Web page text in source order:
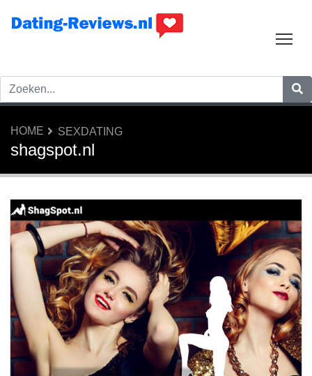
HOME SEXDATING
shagspot.nl